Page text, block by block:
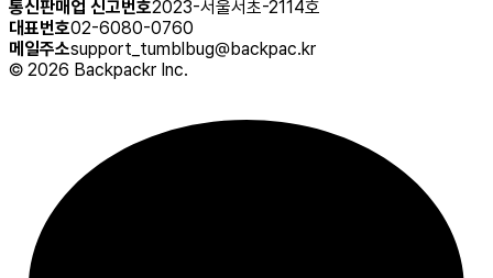
통신판매업 신고번호2023-서울서초-2114호
대표번호02-6080-0760
메일주소support_tumblbug@backpac.kr
© 2026 Backpackr Inc.